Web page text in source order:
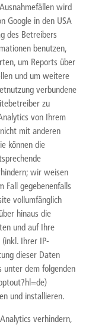
wird
Google in den USA
des Betreibers
benutzen,
um Reports über
und um weitere
verbundene
zu
von Ihrem
mit anderen
können die
wir weisen
Fall gegebenenfalls
vollumfänglich
hinaus die
und auf Ihre
(inkl. Ihrer IP-
dieser Daten
unter dem folgenden
und installieren.
verhindern,